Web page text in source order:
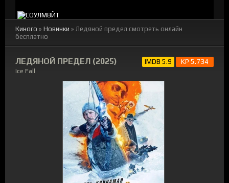
Киного » Новинки » Ледяной предел смотреть онлайн
бесплатно
ЛЕДЯНОЙ ПРЕДЕЛ (2025)
Ice Fall
IMDB 5.9 KP 5.734